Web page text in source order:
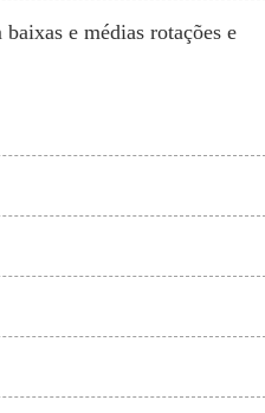
e médias rotações e